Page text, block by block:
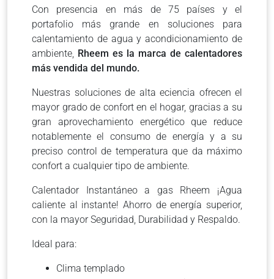
Con presencia en más de 75 países y el
portafolio más grande en soluciones para
calentamiento de agua y acondicionamiento de
ambiente, Rheem es la marca de calentadores
más vendida del mundo.
Nuestras soluciones de alta eciencia ofrecen el
mayor grado de confort en el hogar, gracias a su
gran aprovechamiento energético que reduce
notablemente el consumo de energía y a su
preciso control de temperatura que da máximo
confort a cualquier tipo de ambiente.
Calentador Instantáneo a gas Rheem ¡Agua
caliente al instante! Ahorro de energía superior,
con la mayor Seguridad, Durabilidad y Respaldo.
Ideal para:
Clima templado